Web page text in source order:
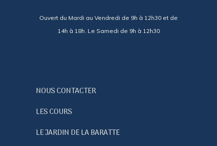
Ouvert du Mardi au Vendredi de 9h à 12h30 et de
14h à 18h. Le Samedi de 9h à 12h30
NOUS CONTACTER
LES COURS
LE JARDIN DE LA BARATTE